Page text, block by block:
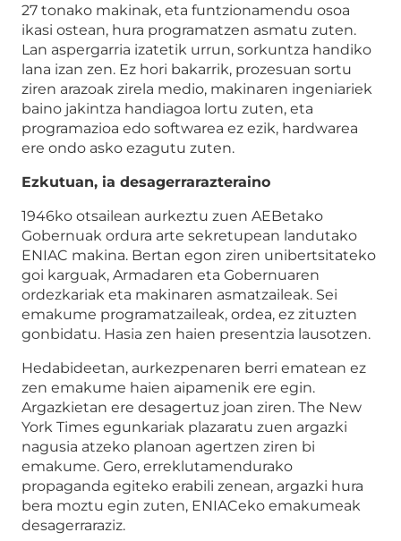
27 tonako makinak, eta funtzionamendu osoa
ikasi ostean, hura programatzen asmatu zuten.
Lan aspergarria izatetik urrun, sorkuntza handiko
lana izan zen. Ez hori bakarrik, prozesuan sortu
ziren arazoak zirela medio, makinaren ingeniariek
baino jakintza handiagoa lortu zuten, eta
programazioa edo softwarea ez ezik, hardwarea
ere ondo asko ezagutu zuten.
Ezkutuan, ia desagerrarazteraino
1946ko otsailean aurkeztu zuen AEBetako
Gobernuak ordura arte sekretupean landutako
ENIAC makina. Bertan egon ziren unibertsitateko
goi karguak, Armadaren eta Gobernuaren
ordezkariak eta makinaren asmatzaileak. Sei
emakume programatzaileak, ordea, ez zituzten
gonbidatu. Hasia zen haien presentzia lausotzen.
Hedabideetan, aurkezpenaren berri ematean ez
zen emakume haien aipamenik ere egin.
Argazkietan ere desagertuz joan ziren. The New
York Times egunkariak plazaratu zuen argazki
nagusia atzeko planoan agertzen ziren bi
emakume. Gero, erreklutamendurako
propaganda egiteko erabili zenean, argazki hura
bera moztu egin zuten, ENIACeko emakumeak
desagerraraziz.